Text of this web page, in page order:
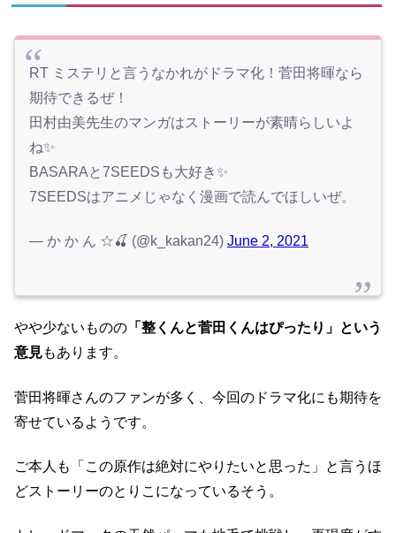
RT ミステリと言うなかれがドラマ化！菅田将暉なら
期待できるぜ！
田村由美先生のマンガはストーリーが素晴らしいよ
ね✨
BASARAと7SEEDSも大好き✨
7SEEDSはアニメじゃなく漫画で読んでほしいぜ。
— か か ん ☆🍒 (@k_kakan24) June 2, 2021
やや少ないものの 「整くんと菅田くんはぴったり」という
意見もあります。
菅田将暉さんのファンが多く、今回のドラマ化にも期待を
寄せているようです。
ご本人も「この原作は絶対にやりたいと思った」と言うほ
どストーリーのとりこになっているそう。